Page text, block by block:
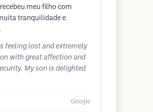
meu filho com
tranquilidade e
feeling lost and extremely
with great affection and
My son is delighted
Google